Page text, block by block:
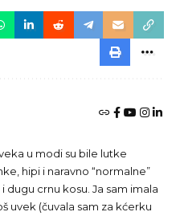
u modi su bile lutke
hipi i naravno “normalne”
dugu crnu kosu. Ja sam imala
uvek (čuvala sam za kćerku